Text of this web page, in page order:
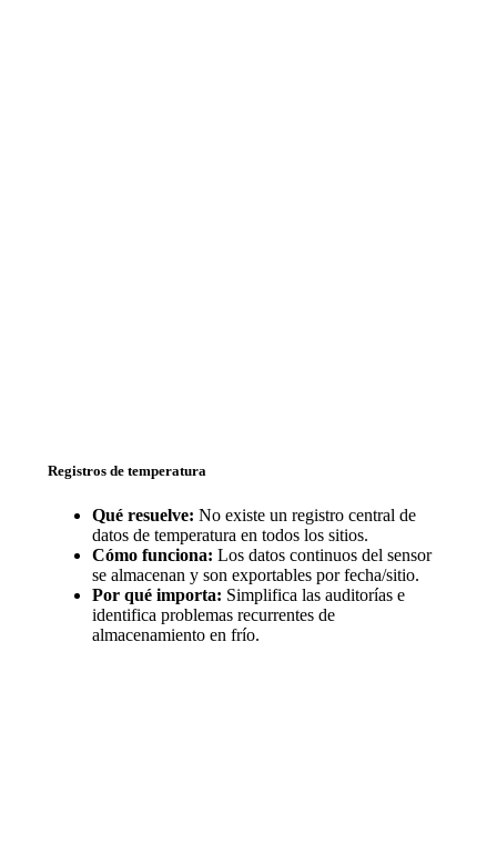
Registros de temperatura
Qué resuelve: No existe un registro central de
datos de temperatura en todos los sitios.
Cómo funciona: Los datos continuos del sensor
se almacenan y son exportables por fecha/sitio.
Por qué importa: Simplifica las auditorías e
identifica problemas recurrentes de
almacenamiento en frío.